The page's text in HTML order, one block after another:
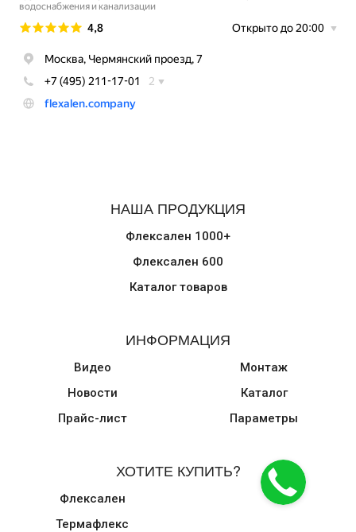
НАША ПРОДУКЦИЯ
Флексален 1000+
Флексален 600
Каталог товаров
ИНФОРМАЦИЯ
Видео
Новости
Прайс-лист
Монтаж
Каталог
Параметры
ХОТИТЕ КУПИТЬ?
Флексален
Термафлекс